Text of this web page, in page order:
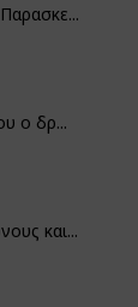
ο δρ...
και...